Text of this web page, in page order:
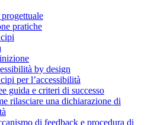
pratiche
by design
per l’accessibilità
guida e criteri di successo
rilasciare una dichiarazione di
di feedback e procedura di